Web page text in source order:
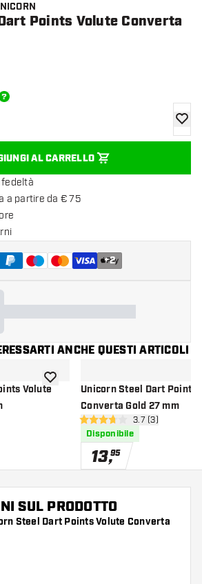
Points Volute Converta
quantità
AL CARRELLO
fedeltà
a partire da € 75
+2
ANCHE QUESTI ARTICOLI
Volute
recensioni
aggiungi alla lista dei desideri
Unicorn Steel Dart Points
Converta Gold 27 mm
apri pannello
3.7 stelle di valutazione
3.7 (3)
Disponibile
13,95
SUL PRODOTTO
Steel Dart Points Volute Converta